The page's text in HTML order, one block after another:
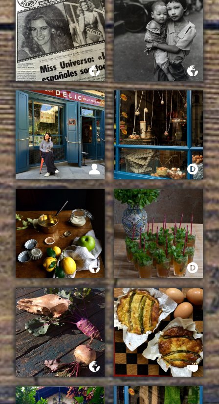
@LOCAL_MILK WABI SABI
POR FIN JAPON
CUANDO FUI FOTOGRAFA
ANALOGICA-2-
CUANDO FUI FOTOGRAFA
ANALÓGICA
CON BOTAS DE AGUA
UN CENTENAR DE
HUEVOS
EN LA CAMPIÑA INGLESA
LA HISTORIA DE UN
MOJITO
UNA SEMANA EN EL
AMPURDAN
PLATOS DEL DIA
SORPRESA